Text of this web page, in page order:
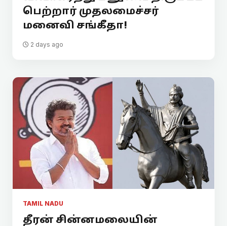
பெற்றார் முதலமைச்சர்
மனைவி சங்கீதா!
2 days ago
TAMIL NADU
தீரன் சின்னமலையின்